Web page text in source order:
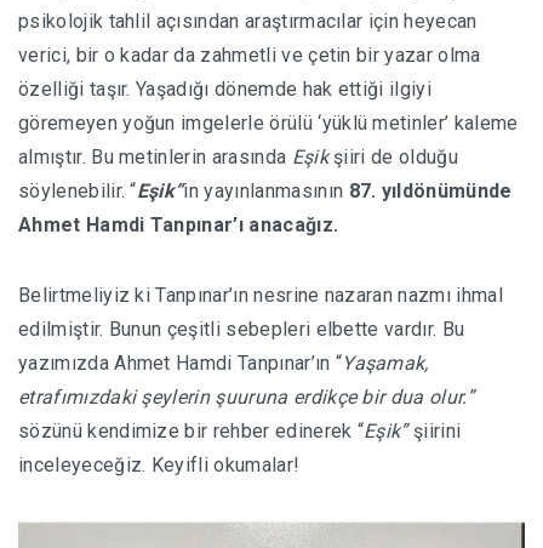
psikolojik tahlil açısından araştırmacılar için heyecan
verici, bir o kadar da zahmetli ve çetin bir yazar olma
özelliği taşır. Yaşadığı dönemde hak ettiği ilgiyi
göremeyen yoğun imgelerle örülü ‘yüklü metinler’ kaleme
almıştır. Bu metinlerin arasında Eşikşiiri de olduğu
söylenebilir. “Eşik”in yayınlanmasının 87. yıldönümünde
Ahmet Hamdi Tanpınar’ı anacağız.
Belirtmeliyiz ki Tanpınar’ın nesrine nazaran nazmı ihmal
edilmiştir. Bunun çeşitli sebepleri elbette vardır. Bu
yazımızda Ahmet Hamdi Tanpınar’ın “Yaşamak,
etrafımızdaki şeylerin şuuruna erdikçe bir dua olur.”
sözünü kendimize bir rehber edinerek “Eşik”şiirini
inceleyeceğiz. Keyifli okumalar!